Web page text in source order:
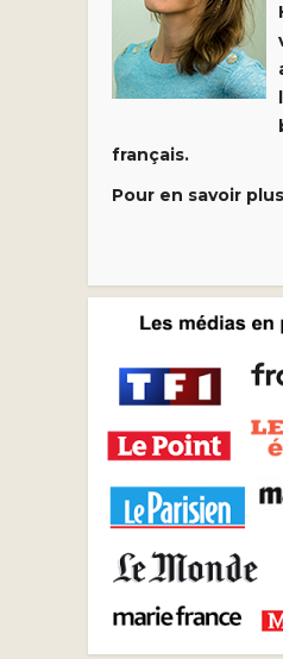
français.
Pour en savoir